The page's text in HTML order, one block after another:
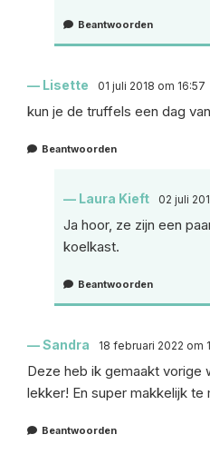
Beantwoorden
Lisette 01 juli 2018 om 16:57
kun je de truffels een dag
Beantwoorden
Laura Kieft 02 juli
Ja hoor, ze zijn een
koelkast.
Beantwoorden
Sandra 18 februari 2022 om
Deze heb ik gemaakt vorige
lekker! En super makkelijk te
Beantwoorden